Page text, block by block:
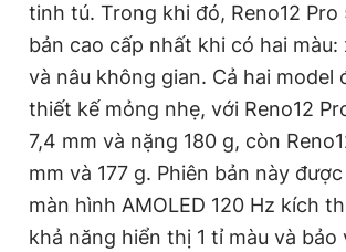
tinh tú. Trong khi đó, Reno12 Pro
bản cao cấp nhất khi có hai màu:
và nâu không gian. Cả hai model
thiết kế mỏng nhẹ, với Reno12
7,4 mm và nặng 180 g, còn
mm và 177 g. Phiên bản này
màn hình AMOLED 120 Hz kích
khả năng hiển thị 1 tỉ màu và bảo